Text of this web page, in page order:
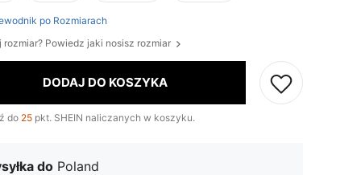
po Rozmiarach
rozmiar? Powiedz jaki nosisz rozmiar
DODAJ DO KOSZYKA
do 25 pkt. SHEIN naliczanych w koszyku.
do Poland